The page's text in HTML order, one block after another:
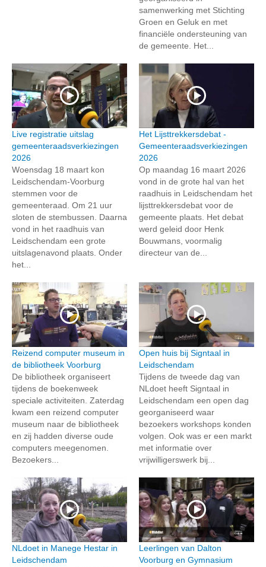
samenwerking met Stichting
Groen en Geluk en met
financiële ondersteuning van
de gemeente. Het...
Live registratie uitslag
gemeenteraadsverkiezingen
2026
Woensdag 18 maart kon
Leidschendam-Voorburg
stemmen voor de
gemeenteraad. Om 21 uur
sloten de stembussen. Daarna
vond in het raadhuis van
Leidschendam een grote
uitslagenavond plaats. Onder
het...
Het Lijsttrekkersdebat -
Gemeenteraadsverkiezingen
2026
Op maandag 16 maart 2026
vond in de grote hal van het
raadhuis in Leidschendam het
lijsttrekkersdebat voor de
gemeente plaats. Het debat
werd geleid door Henk
Bouwmans, voormalig
directeur van de...
Reizend computer museum in
de bibliotheek Voorburg
De bibliotheek organiseert
tijdens de boekenweek
speciale activiteiten. Zaterdag
kwam een reizend computer
museum naar de bibliotheek
en zij hadden diverse oude
computers meegenomen.
Bezoekers...
Open huis bij Signtaal in
Leidschendam
Tijdens de tweede dag van
NLdoet heeft Signtaal in
Leidschendam een open dag
georganiseerd waar
bezoekers workshops konden
volgen. Ook was er een markt
met informatie over
vrijwilligerswerk bij...
NLdoet in Manege Hestar in
Leidschendam
Leerlingen van Dalton
Voorburg en Gymnasium